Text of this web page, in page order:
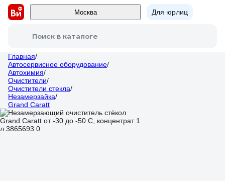
Москва Для юрлиц
Поиск в каталоге
Главная/
Автосервисное оборудование/
Автохимия/
Очистители/
Очистители стекла/
Незамерзайка/
Grand Caratt